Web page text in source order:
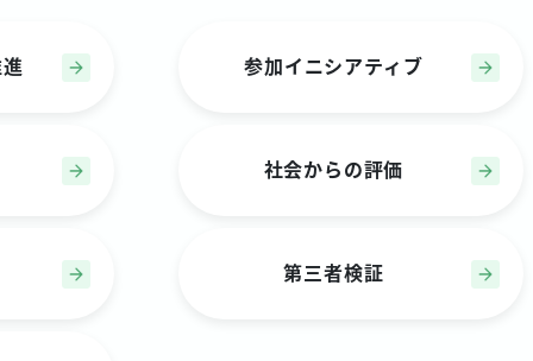
参加イニシアティブ
社会からの評価
第三者検証